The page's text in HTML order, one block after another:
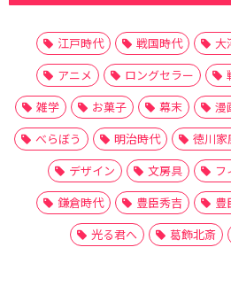
江戸時代 戦国時代 大
アニメ
ロングセラー
雑学
お菓子 幕末 漫
べらぼう
明治時代 徳川家
デザイン
文房具 フ
鎌倉時代
豊臣秀吉 豊
光る君へ
葛飾北斎